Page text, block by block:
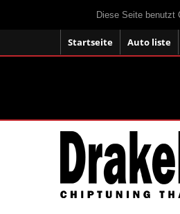
Diese Seite benutzt
Startseite Auto liste